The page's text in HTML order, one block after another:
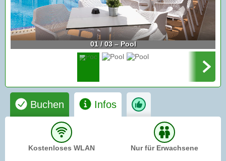
01 / 03 – Pool
Buchen Infos
Kostenloses WLAN Nur für Erwachsene